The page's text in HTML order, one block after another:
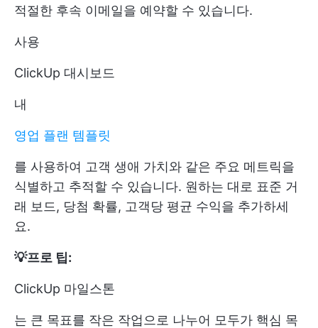
적절한 후속 이메일을 예약할 수 있습니다.
사용
ClickUp 대시보드
내
영업 플랜 템플릿
를 사용하여 고객 생애 가치와 같은 주요 메트릭을
식별하고 추적할 수 있습니다. 원하는 대로 표준 거
래 보드, 당첨 확률, 고객당 평균 수익을 추가하세
요.
💡프로 팁:
ClickUp 마일스톤
는 큰 목표를 작은 작업으로 나누어 모두가 핵심 목